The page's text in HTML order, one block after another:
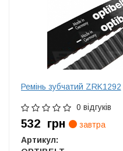
Ремінь зубчатий ZRK1292
0 відгуків
532 грн
завтра
Артикул: